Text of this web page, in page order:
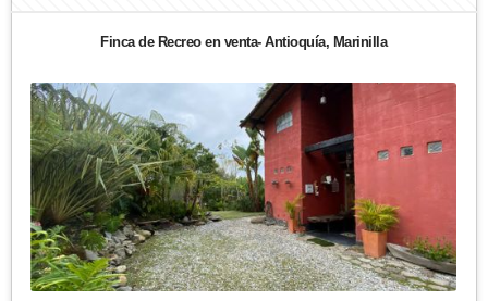
Finca de Recreo en venta- Antioquía, Marinilla